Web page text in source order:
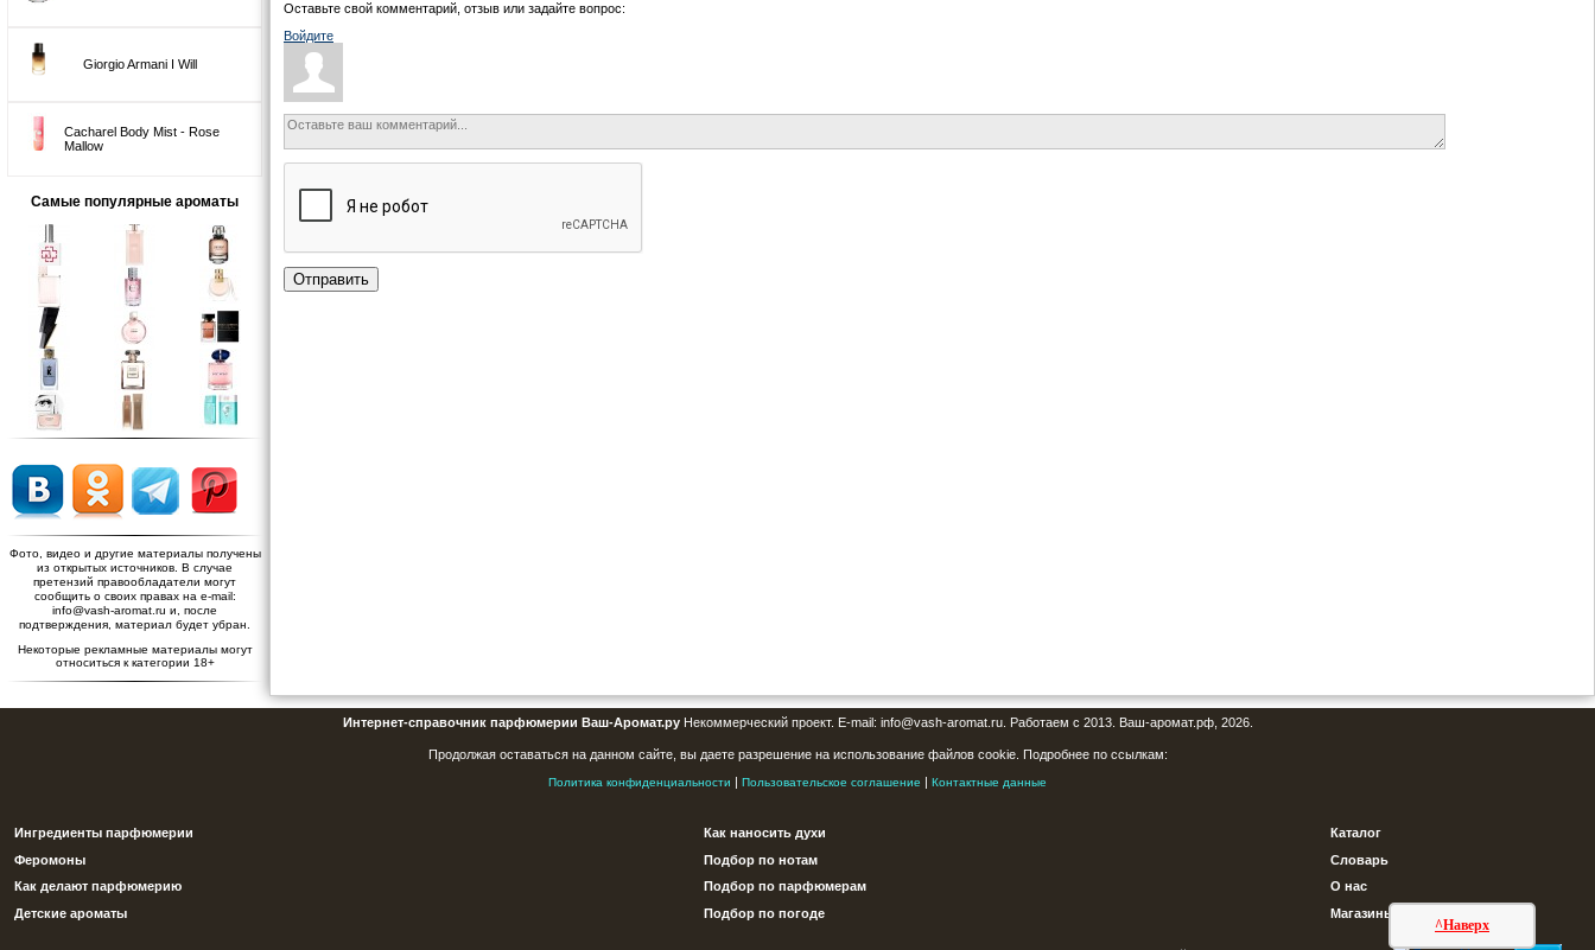
Giorgio Armani I Will
Cacharel Body Mist - Rose
Mallow
Самые популярные ароматы
Фото, видео и другие материалы получены
из открытых источников. В случае
претензий правообладатели могут
сообщить о своих правах на e-mail:
info@vash-aromat.ru и, после
подтверждения, материал будет убран.
Некоторые рекламные материалы могут
относиться к категории 18+
Оставьте свой комментарий, отзыв или задайте вопрос:
Войдите
Отправить
^Наверх
Интернет-справочник парфюмерии Ваш-Аромат.руНекоммерческий проект. E-mail: info@vash-aromat.ru. Работаем с 2013. Ваш-аромат.рф, 2026.
Продолжая оставаться на данном сайте, вы даете разрешение на использование файлов cookie. Подробнее по ссылкам:
Политика конфиденциальности | Пользовательское соглашение | Контактные данные
Ингредиенты парфюмерии
Феромоны
Как делают парфюмерию
Детские ароматы
Как наносить духи
Подбор по нотам
Подбор по парфюмерам
Подбор по погоде
Каталог
Словарь
О нас
Магазины